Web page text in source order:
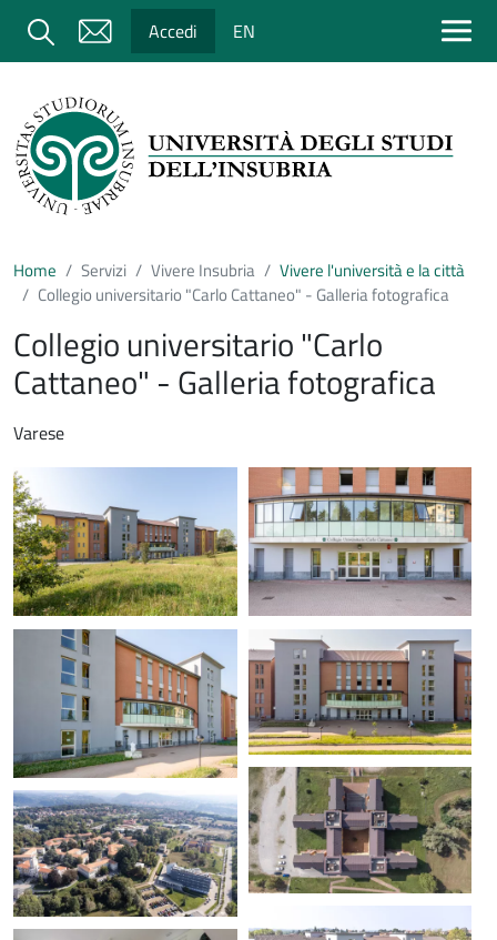
Salta al contenuto principale
Cerca Accedi EN
Home Servizi Vivere Insubria
Vivere l'università e la città
Collegio universitario "Carlo Cattaneo" - Galleria fotografica
Collegio universitario "Carlo
Cattaneo" - Galleria fotografica
Varese